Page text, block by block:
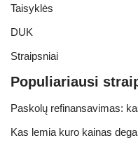
Taisyklės
DUK
Straipsniai
Populiariausi
Paskolų refinansavimas:
Kas lemia kuro kainas